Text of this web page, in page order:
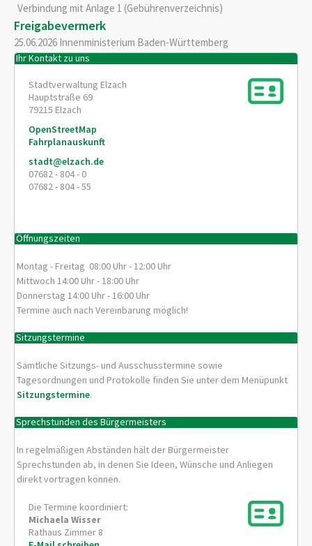
Verbindung mit Anlage 1 (Gebührenverzeichnis)
Freigabevermerk
25.06.2026 Innenministerium Baden-Württemberg
Ihr Kontakt zu uns
Stadtverwaltung Elzach
Hauptstraße 69
79215 Elzach
OpenStreetMap
Fahrplanauskunft
stadt@elzach.de
07682 - 804 - 0
07682 - 804 - 55
Öffnungszeiten
Montag - Freitag 08:00 Uhr - 12:00 Uhr
Mittwoch 14:00 Uhr - 18:00 Uhr
Donnerstag 14:00 Uhr - 16:00 Uhr
Termine auch nach Vereinbarung möglich!
Sitzungstermine
Sämtliche Sitzungs- und Ausschusstermine sowie
Tagesordnungen und Protokolle finden Sie unter dem Menüpunkt
Sitzungstermine.
Sprechstunden des Bürgermeisters
In regelmäßigen Abständen hält der Bürgermeister
Sprechstunden ab, in denen Sie Ideen, Wünsche und Anliegen
direkt vortragen können.
Die Termine koordiniert:
Michaela Wisser
Rathaus Zimmer 8